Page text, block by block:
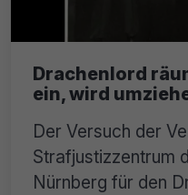
Drachenlord
ein, wird
Der Versuch der
Strafjustizzentrum
Nürnberg für den